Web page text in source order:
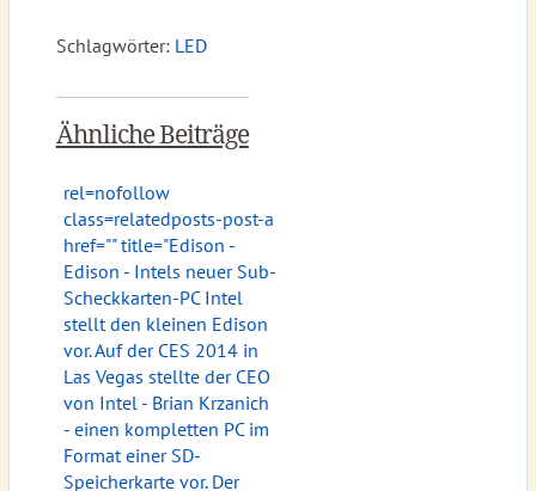
Schlagwörter: LED
Ähnliche Beiträge
rel=nofollow
class=relatedposts-post-a
href="" title="Edison -
Edison - Intels neuer Sub-
Scheckkarten-PC Intel
stellt den kleinen Edison
vor. Auf der CES 2014 in
Las Vegas stellte der CEO
von Intel - Brian Krzanich
- einen kompletten PC im
Format einer SD-
Speicherkarte vor. Der